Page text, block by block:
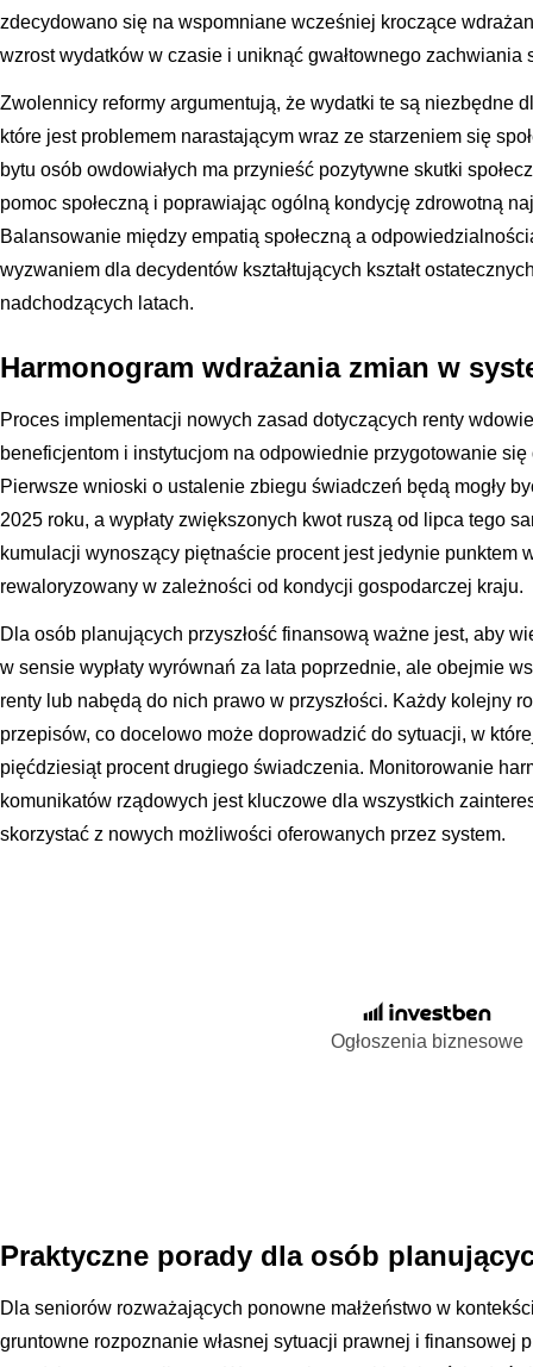
zdecydowano się na wspomniane wcześniej kroczące
wzrost wydatków w czasie i uniknąć gwałtownego
Zwolennicy reformy argumentują, że wydatki te są niezbędne
które jest problemem narastającym wraz ze starzeniem się
bytu osób owdowiałych ma przynieść pozytywne skutki
pomoc społeczną i poprawiając ogólną kondycję zdrowotną
Balansowanie między empatią społeczną a
wyzwaniem dla decydentów kształtujących kształt
nadchodzących latach.
Harmonogram wdrażania zmian w
Proces implementacji nowych zasad dotyczących renty
beneficjentom i instytucjom na odpowiednie przygotowanie
Pierwsze wnioski o ustalenie zbiegu świadczeń będą mogły
2025 roku, a wypłaty zwiększonych kwot ruszą od lipca tego
kumulacji wynoszący piętnaście procent jest jedynie punktem
rewaloryzowany w zależności od kondycji gospodarczej kraju.
Dla osób planujących przyszłość finansową ważne jest, aby
w sensie wypłaty wyrównań za lata poprzednie, ale obejmie
renty lub nabędą do nich prawo w przyszłości. Każdy kolejny
przepisów, co docelowo może doprowadzić do sytuacji, w
pięćdziesiąt procent drugiego świadczenia. Monitorowanie
komunikatów rządowych jest kluczowe dla wszystkich
skorzystać z nowych możliwości oferowanych przez system.
Ogłoszenia biznesowe
Praktyczne porady dla osób
Dla seniorów rozważających ponowne małżeństwo w
gruntowne rozpoznanie własnej sytuacji prawnej i finansowej